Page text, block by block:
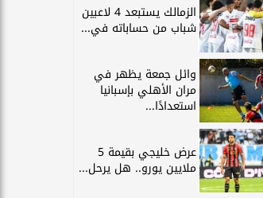
الزمالك يستبعد 4 لاعبين
شباب من حساباته في...
وائل جمعة يظهر في
مران الأهلي بإسبانيا
استعدادًا...
عرض خليجي بقيمة 5
ملايين يورو.. هل يرحل...